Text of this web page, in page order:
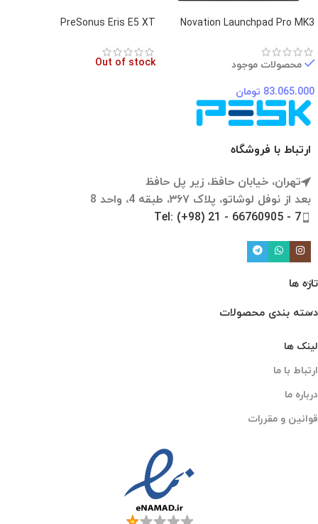
Novation Launchpad Pro MK3
محصولات موجود
83.065.000 تومان
PreSonus Eris E5 XT
Out of stock
ارتباط با فروشگاه
تهران، خیابان حافظ، زیر پل حافظ
بعد از نوفل لوشاتو، پلاک ۳۶۷، طبقه 4، واحد 8
Tel: (+98) 21 - 66760905 - 7
تازه ها
دسته بندی محصولات
لینک ها
ارتباط با ما
درباره ما
قوانین و مقررات